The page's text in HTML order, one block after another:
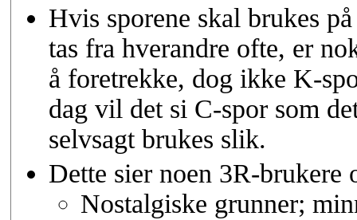
Hvis sporene skal brukes
tas fra hverandre ofte, er
å foretrekke, dog ikke K-
dag vil det si C-spor som
selvsagt brukes slik.
Dette sier noen 3R-
Nostalgiske grunner;